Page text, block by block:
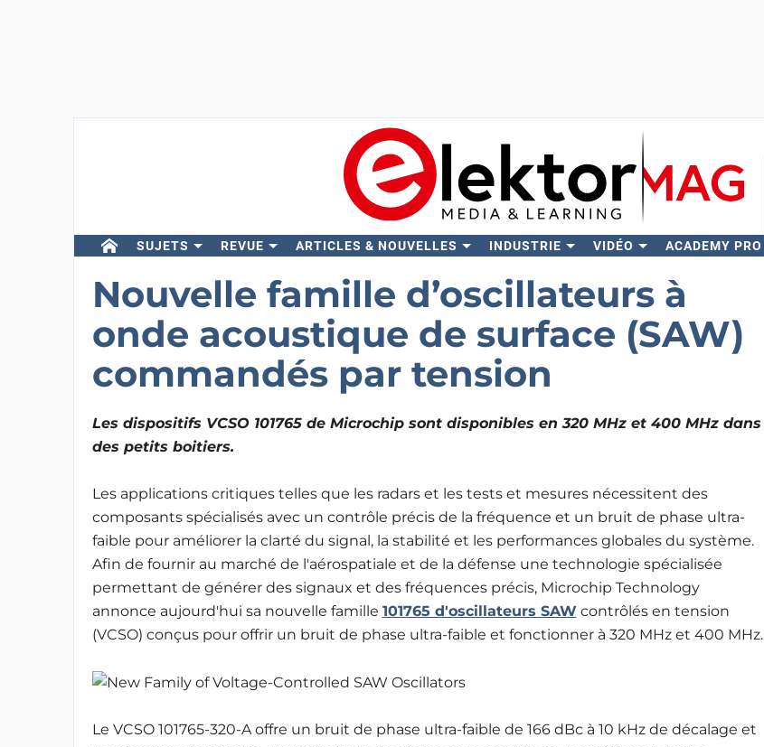
SUJETS REVUE ARTICLES & NOUVELLES INDUSTRIE VIDÉO ACADEMY PRO
Nouvelle famille d’oscillateurs à
onde acoustique de surface (SAW)
commandés par tension
Les dispositifs VCSO 101765 de Microchip sont disponibles en 320 MHz et 400 MHz dans
des petits boitiers.
Les applications critiques telles que les radars et les tests et mesures nécessitent des
composants spécialisés avec un contrôle précis de la fréquence et un bruit de phase ultra-
faible pour améliorer la clarté du signal, la stabilité et les performances globales du système.
Afin de fournir au marché de l'aérospatiale et de la défense une technologie spécialisée
permettant de générer des signaux et des fréquences précis, Microchip Technology
annonce aujourd'hui sa nouvelle famille 101765 d'oscillateurs SAW contrôlés en tension
(VCSO) conçus pour offrir un bruit de phase ultra-faible et fonctionner à 320 MHz et 400 MHz.
Le VCSO 101765-320-A offre un bruit de phase ultra-faible de 166 dBc à 10 kHz de décalage et